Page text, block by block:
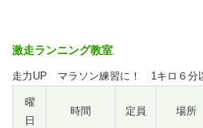
激走ランニング教室
走力UP マラソン練習に！ 1キロ６分
曜
日
時間 定員 場所